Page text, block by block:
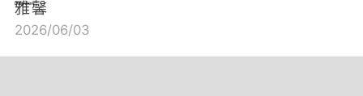
雅馨
2026/06/03